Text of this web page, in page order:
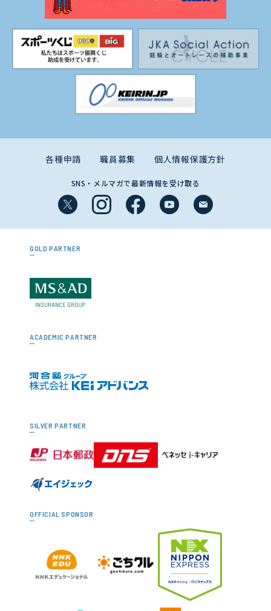
各種申請 職員募集 個人情報保護方針
SNS・メルマガで最新情報を受け取る
GOLD PARTNER
ACADEMIC PARTNER
SILVER PARTNER
OFFICIAL SPONSOR